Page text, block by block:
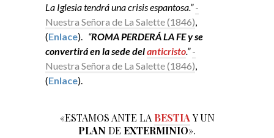
La Iglesia tendrá una crisis espantosa.” -
Nuestra Señora de La Salette (1846),
(Enlace). “ROMA PERDERÁ LA FE y se
convertirá en la sede delanticristo.” -
Nuestra Señora de La Salette (1846),
(Enlace).
«ESTAMOS ANTE LA BESTIA Y UN
PLAN DE EXTERMINIO».